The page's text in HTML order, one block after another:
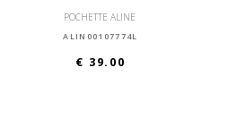
POCHETTE ALINE
ALIN00107774L
€ 39.00